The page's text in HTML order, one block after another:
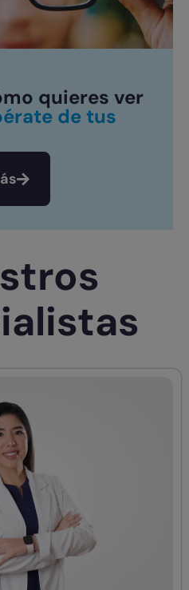
quieres ver
de tus